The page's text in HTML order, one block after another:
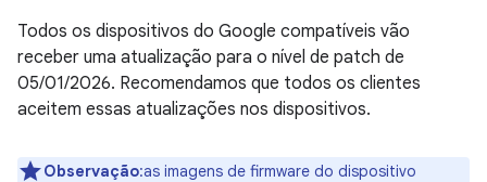
Todos os dispositivos do Google compatíveis vão
receber uma atualização para o nível de patch de
05/01/2026. Recomendamos que todos os clientes
aceitem essas atualizações nos dispositivos.
Observação:as imagens de firmware do dispositivo